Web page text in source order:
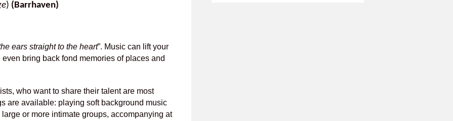
) (Barrhaven)
ears straight to the heart”. Music can lift your
bring back fond memories of places and
who want to share their talent are most
are available: playing soft background music
or more intimate groups, accompanying at